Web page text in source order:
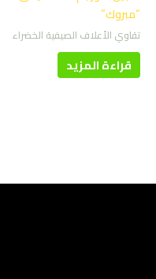
“مبروك”
تقاوي الأعلاف الصيفية الخضراء
قراءة المزيد